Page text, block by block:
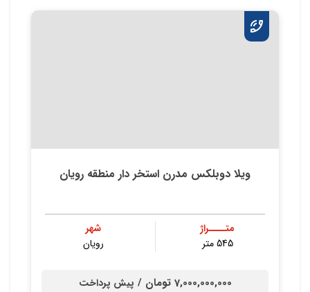
ویلا دوبلکس مدرن استخر دار منطقه رویان
متــــراژ
545 متر
شهر
رویان
7,000,000,000 تومان / پیش پرداخت